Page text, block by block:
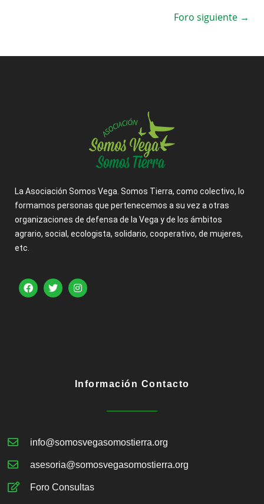
Foro siguiente →
La Asociación Somos Vega. Somos Tierra, como colectivo, lo
formamos personas que pertenecemos a su vez a otras
organizaciones de defensa de la Vega y de los ámbitos
agrario, social, ecologista, solidario, cooperativo, de mujeres,
etc.
Información Contacto
info@somosvegasomostierra.org
asesoria@somosvegasomostierra.org
Foro Consultas